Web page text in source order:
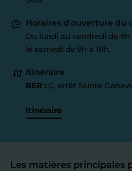
Horaires d'ouverture du
Du lundi au vendredi de 9h
le samedi de 9h à 18h.
Itinéraire
RER : C, arrêt Sainte
Itinéraire
Les matières principales